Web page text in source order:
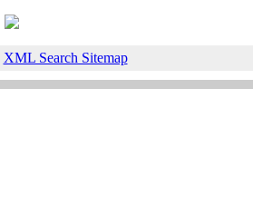
XML Search Sitemap